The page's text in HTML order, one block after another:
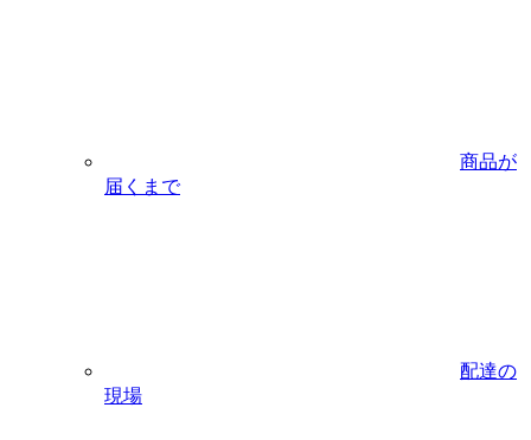
商品が
届くまで
配達の
現場